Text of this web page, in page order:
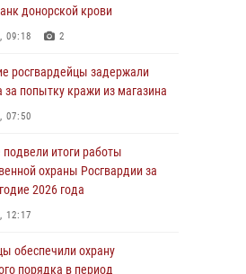
оказали помощь
области
19:35
прошла в пришкольном лагере
08:38 2
года в Яковлевском и
округах
донорской крови
09:18 2
росгвардейцы задержали
за попытку кражи из магазина
07:50
итоги работы
охраны Росгвардии за
2026 года
12:17
обеспечили охрану
порядка в период